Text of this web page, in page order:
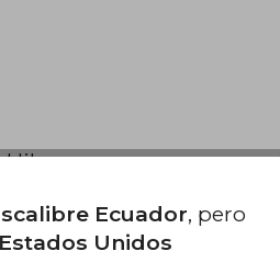
libro
sesiónpara poder
Ecuador, pero
Estados Unidos